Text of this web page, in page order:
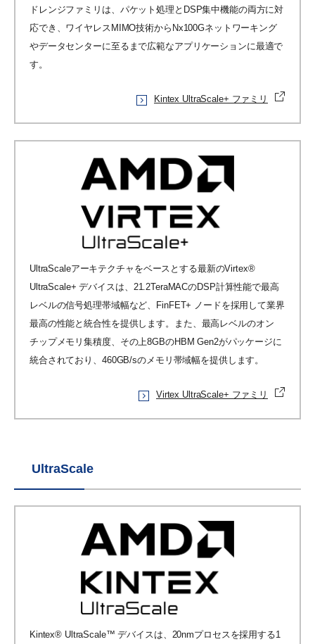
ドレンジファミリは、パケット処理とDSP集中機能の両方に対
応でき、ワイヤレスMIMO技術からNx100Gネットワーキング
やデータセンターに至るまで広範なアプリケーションに最適で
す。
Kintex UltraScale+ ファミリ
UltraScaleアーキテクチャをベースとする最新のVirtex®
UltraScale+ デバイスは、21.2TeraMACのDSP計算性能で最高
レベルの信号処理帯域幅など、FinFET+ ノードを採用して業界
最高の性能と統合性を提供します。また、最高レベルのオン
チップメモリ集積度、その上8GBのHBM Gen2がパッケージに
統合されており、460GB/sのメモリ帯域幅を提供します。
Virtex UltraScale+ ファミリ
UltraScale
Kintex® UltraScale™ デバイスは、20nmプロセスを採用する1